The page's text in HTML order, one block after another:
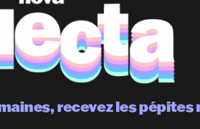
recevez les pépites